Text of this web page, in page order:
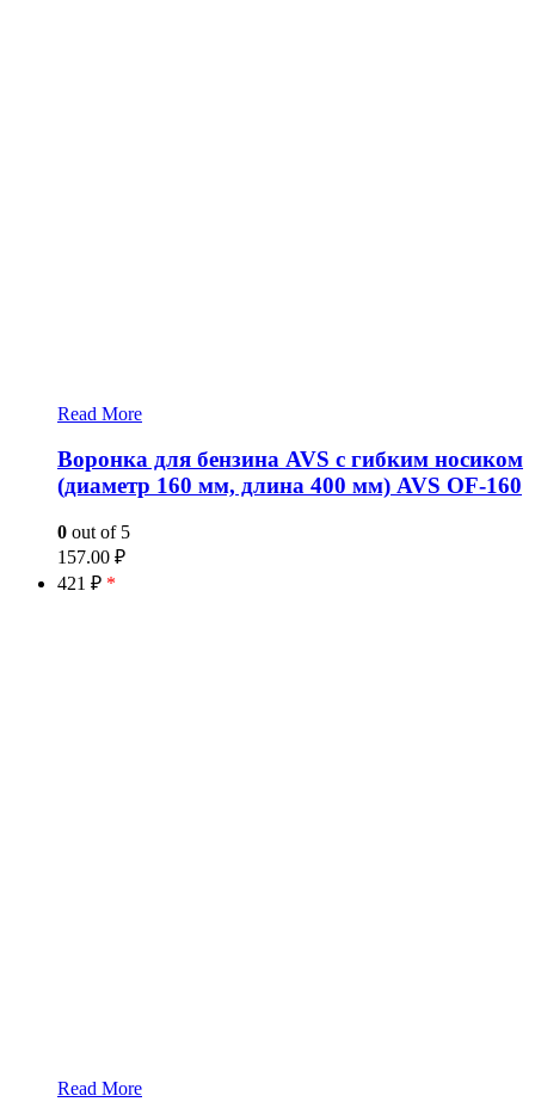
Read More
Воронка для бензина AVS с гибким носиком
(диаметр 160 мм, длина 400 мм) AVS OF-160
0 out of 5
157.00 ₽
421 ₽ *
Read More